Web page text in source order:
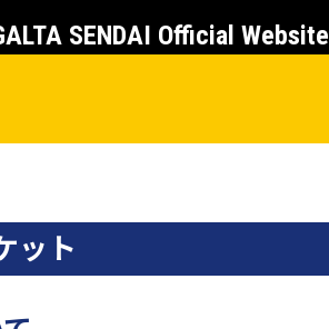
SENDAI Official Website
ット